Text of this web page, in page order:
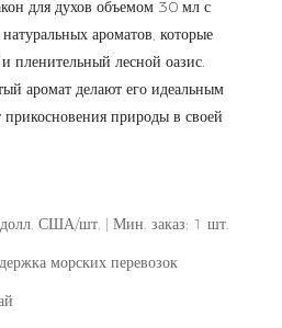
для духов объемом 30 мл с
ароматов, которые
пленительный лесной оазис.
аромат делают его идеальным
прикосновения природы в своей
США/шт. | Мин. заказ: 1 шт.
морских перевозок